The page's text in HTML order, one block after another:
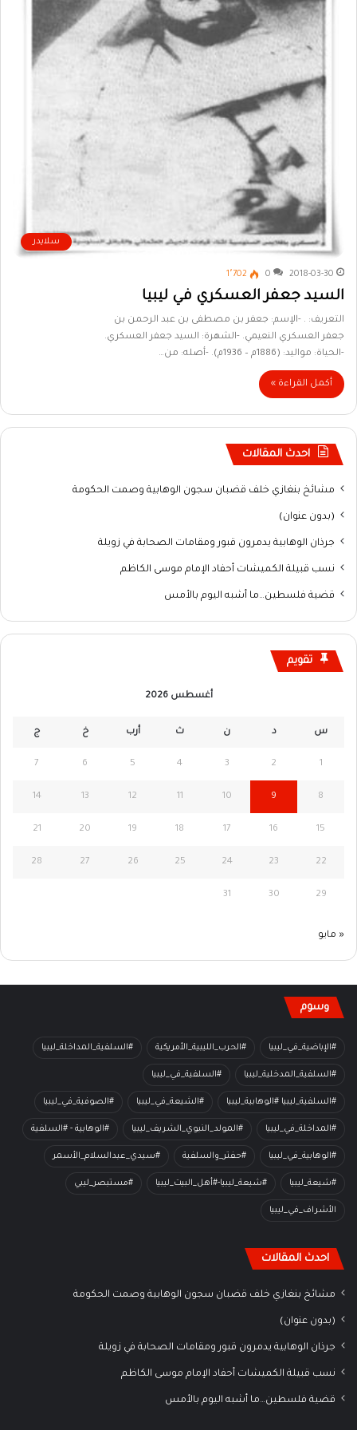
سلايدر
2018-03-30
0 1٬702
السيد جعفر العسكري في ليبيا
التعريف: . -الإسم: جعفر بن مصطفى بن عبد الرحمن بن
جعفر العسكري النعيمي. -الشهرة: السيد جعفر العسكري.
-الحياة: مواليد: (1886م – 1936م). -أصله: من…
أكمل القراءة »
احدث المقالات
مشائخ بنغازي خلف قضبان سجون الوهابية وصمت الحكومة
(بدون عنوان)
جرذان الوهابية يدمرون قبور ومقامات الصحابة في زويلة
نسب قبيلة الكميشات أحفاد الإمام موسى الكاظم
قضية فلسطين…ما أشبه اليوم بالأمس
تقويم
أغسطس 2026
س د ن ث أرب خ ج
1
2
3
4
5
6
7
8
9
10
11
12
13
14
15
16
17
18
19
20
21
22
23
24
25
26
27
28
29
30
31
« مايو
وسوم
#الإباضية_في_ليبيا #الحرب_الليبية_الأمريكية #السلفية_المداخلة_ليبيا
#السلفية_المدخلية_ليبيا #السلفية_في_ليبيا
#السلفية_ليبيا #الوهابية_ليبيا #الشيعة_في_ليبيا #الصوفية_في_ليبيا
#المداخلة_في_ليبيا #المولد_النبوي_الشريف_ليبيا #الوهابية - #السلفية
#الوهابية_في_ليبيا #حفتر_والسلفية #سيدي_عبدالسلام_الأسمر
#شيعة_ليبيا #شيعة_ليبيا-#أهل_البيت_ليبيا #مستبصر_ليبي
الأشراف_في_ليبيا
احدث المقالات
مشائخ بنغازي خلف قضبان سجون الوهابية وصمت الحكومة
(بدون عنوان)
جرذان الوهابية يدمرون قبور ومقامات الصحابة في زويلة
نسب قبيلة الكميشات أحفاد الإمام موسى الكاظم
قضية فلسطين…ما أشبه اليوم بالأمس